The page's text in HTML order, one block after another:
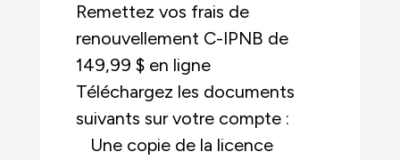
Remettez vos frais de
renouvellement C-IPNB de
149,99 $ en ligne
Téléchargez les documents
suivants sur votre compte :
Une copie de la licence